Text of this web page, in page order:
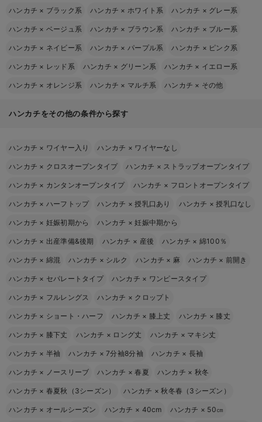
ハンカチ × ブラック系 ハンカチ × ホワイト系 ハンカチ × グレー系
ハンカチ × ベージュ系 ハンカチ × ブラウン系 ハンカチ × ブルー系
ハンカチ × ネイビー系 ハンカチ × パープル系 ハンカチ × ピンク系
ハンカチ × レッド系 ハンカチ × グリーン系 ハンカチ × イエロー系
ハンカチ × オレンジ系 ハンカチ × マルチ系 ハンカチ × その他
ハンカチをその他の条件から探す
ハンカチ × ワイヤー入り ハンカチ × ワイヤーなし
ハンカチ × クロスオープンタイプ ハンカチ × ストラップオープンタイプ
ハンカチ × カンタンオープンタイプ ハンカチ × フロントオープンタイプ
ハンカチ × ハーフトップ ハンカチ ×授乳口あり ハンカチ ×授乳口なし
ハンカチ × 妊娠初期から ハンカチ ×妊娠中期から
ハンカチ × 出産準備&後期 ハンカチ × 産後 ハンカチ × 綿100％
ハンカチ × 綿混 ハンカチ × シルク ハンカチ × 麻 ハンカチ × 前開き
ハンカチ × セパレートタイプ ハンカチ × ワンピースタイプ
ハンカチ × フルレングス ハンカチ × クロップト
ハンカチ × ショート・ハーフ ハンカチ × 膝上丈 ハンカチ × 膝丈
ハンカチ × 膝下丈 ハンカチ × ロング丈 ハンカチ × マキシ丈
ハンカチ × 半袖 ハンカチ ×7分袖8分袖 ハンカチ × 長袖
ハンカチ × ノースリーブ ハンカチ ×春夏 ハンカチ × 秋冬
ハンカチ × 春夏秋（3シーズン） ハンカチ ×秋冬春（3シーズン）
ハンカチ × オールシーズン ハンカチ × 40cm ハンカチ × 50㎝